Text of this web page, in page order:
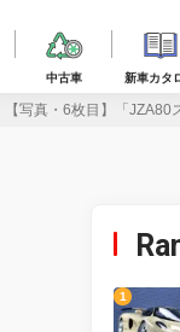
中古車 新車カタ
【写真・6枚目】「